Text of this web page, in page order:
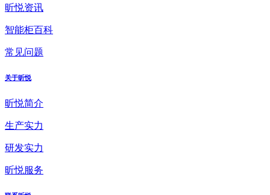
昕悦资讯
智能柜百科
常见问题
关于昕悦
昕悦简介
生产实力
研发实力
昕悦服务